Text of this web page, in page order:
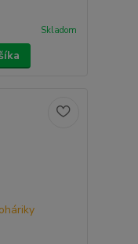
Skladom